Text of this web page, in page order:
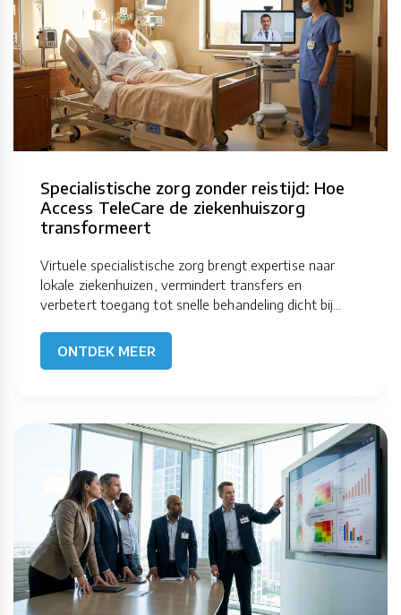
Specialistische zorg zonder reistijd: Hoe
Access TeleCare de ziekenhuiszorg
transformeert
Virtuele specialistische zorg brengt expertise naar
lokale ziekenhuizen, vermindert transfers en
verbetert toegang tot snelle behandeling dicht bij...
ONTDEK MEER